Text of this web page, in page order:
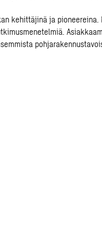
kehittäjinä ja pioneereina.